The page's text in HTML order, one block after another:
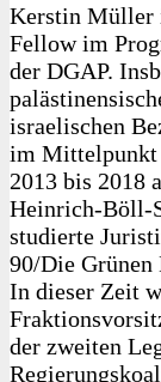
Kerstin Müller
Fellow im
der DGAP.
israelischen
im Mittelpunkt
2013 bis 2018
Heinrich-Böll-
studierte
90/Die Grünen
In dieser Zeit
der zweiten